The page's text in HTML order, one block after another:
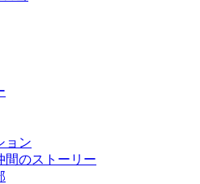
ョン
間のストーリー